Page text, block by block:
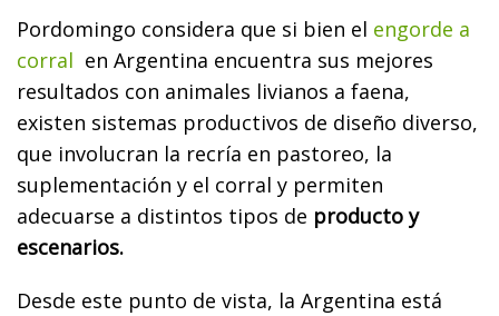
Pordomingo considera que si bien el engorde a
corral en Argentina encuentra sus mejores
resultados con animales livianos a faena,
existen sistemas productivos de diseño diverso,
que involucran la recría en pastoreo, la
suplementación y el corral y permiten
adecuarse a distintos tipos de producto y
escenarios.
Desde este punto de vista, la Argentina está